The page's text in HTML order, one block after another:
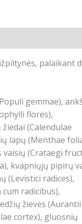
palaikant
gemmae),
flores),
(Calendulae
lapų (Menthae
(Crataegi
kvapniųjų pipirų
(Levistici radices),
radicibus),
žievės (Aurantii
cortex), gluosnių